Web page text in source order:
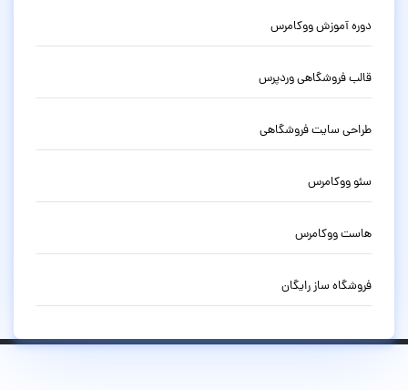
دوره آموزش ووکامرس
قالب فروشگاهی وردپرس
طراحی سایت فروشگاهی
سئو ووکامرس
هاست ووکامرس
فروشگاه ساز رایگان